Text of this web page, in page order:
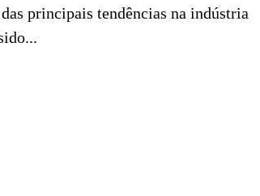
principais tendências na indústria